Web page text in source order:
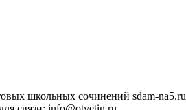
школьных сочинений sdam-na5.ru